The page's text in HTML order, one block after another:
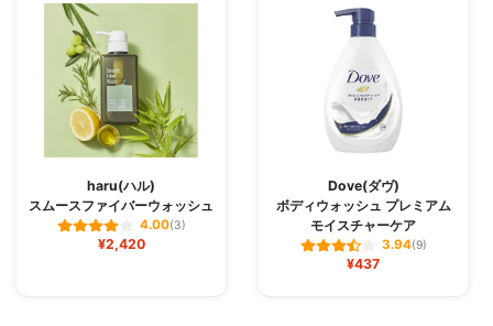
haru(ハル)
スムースファイバーウォッシュ
4.00(3)
¥2,420
Dove(ダヴ)
ボディウォッシュ プレミアム
モイスチャーケア
3.94(9)
¥437